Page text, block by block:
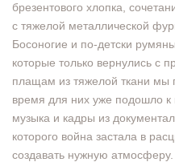
брезентового хлопка,
с тяжелой металлической
Босоногие и по-детски
которые только вернулись с
плащам из тяжелой ткани мы
время для них уже подошло к
музыка и кадры из
которого война застала в
создавать нужную атмосферу.